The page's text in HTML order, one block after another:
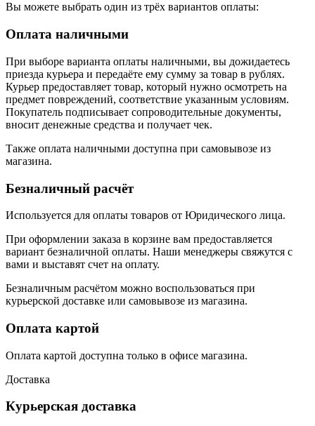
Вы можете выбрать один из трёх вариантов оплаты:
Оплата наличными
При выборе варианта оплаты наличными, вы дожидаетесь
приезда курьера и передаёте ему сумму за товар в рублях.
Курьер предоставляет товар, который нужно осмотреть на
предмет повреждений, соответствие указанным условиям.
Покупатель подписывает сопроводительные документы,
вносит денежные средства и получает чек.
Также оплата наличными доступна при самовывозе из
магазина.
Безналичный расчёт
Используется для оплаты товаров от Юридического лица.
При оформлении заказа в корзине вам предоставляется
вариант безналичной оплаты. Наши менеджеры свяжутся с
вами и выставят счет на оплату.
Безналичным расчётом можно воспользоваться при
курьерской доставке или самовывозе из магазина.
Оплата картой
Оплата картой доступна только в офисе магазина.
Доставка
Курьерская доставка